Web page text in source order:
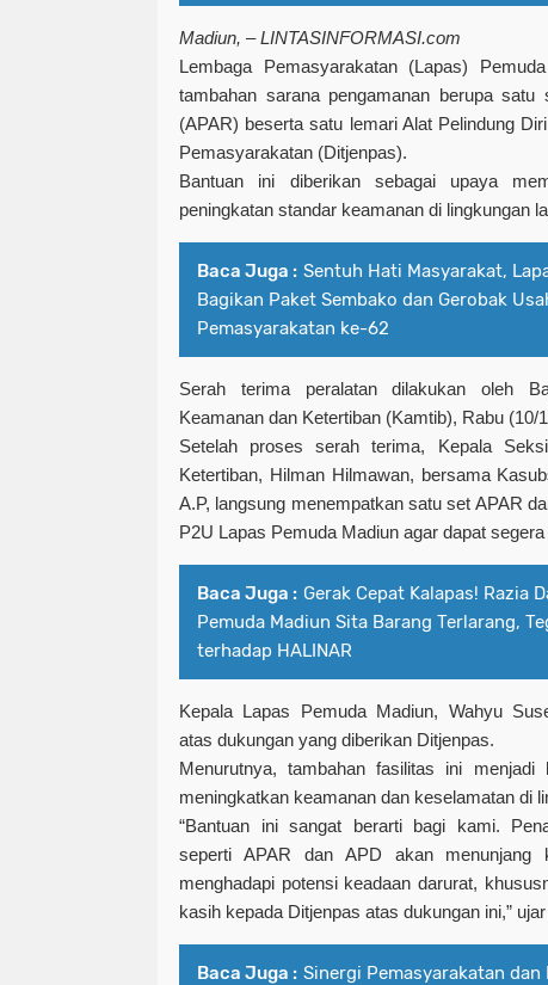
Madiun, – LINTASINFORMASI.com
Lembaga Pemasyarakatan (Lapas)
tambahan sarana pengamanan berupa
(APAR) beserta satu lemari Alat Pelindung
Pemasyarakatan (Ditjenpas).
Bantuan ini diberikan sebagai upaya
peningkatan standar keamanan di lingkungan
Baca Juga : Sentuh Hati Masyarakat,
Bagikan Paket Sembako dan Gerobak
Pemasyarakatan ke-62
Serah terima peralatan dilakukan oleh
Keamanan dan Ketertiban (Kamtib), Rabu (10/
Setelah proses serah terima, Kepala
Ketertiban, Hilman Hilmawan, bersama
A.P, langsung menempatkan satu set APAR
P2U Lapas Pemuda Madiun agar dapat
Baca Juga : Gerak Cepat Kalapas! Razia
Pemuda Madiun Sita Barang Terlarang,
terhadap HALINAR
Kepala Lapas Pemuda Madiun, Wahyu
atas dukungan yang diberikan Ditjenpas.
Menurutnya, tambahan fasilitas ini menjadi
meningkatkan keamanan dan keselamatan di
“Bantuan ini sangat berarti bagi kami.
seperti APAR dan APD akan menunjang
menghadapi potensi keadaan darurat,
kasih kepada Ditjenpas atas dukungan ini,”
Baca Juga : Sinergi Pemasyarakatan dan